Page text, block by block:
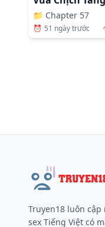
📁 Chapter 57
⏰ 51 ngày trước
Truyen18 luôn
sex Tiếng Việt có